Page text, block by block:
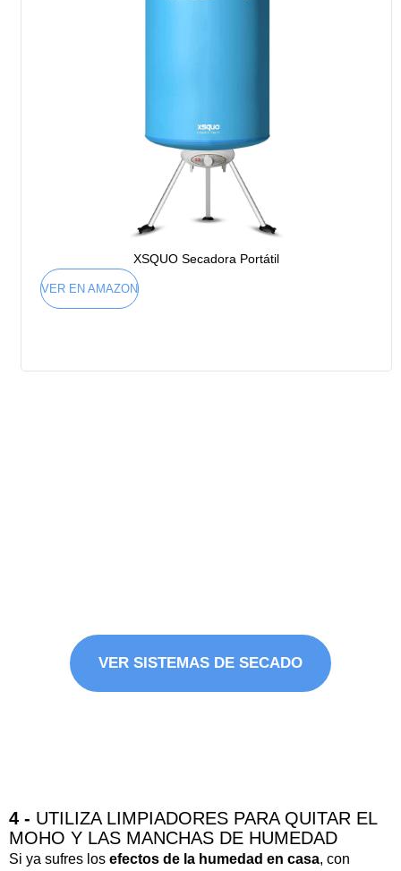
XSQUO Secadora Portátil
VER EN AMAZON
VER SISTEMAS DE SECADO
4 - UTILIZA LIMPIADORES PARA QUITAR EL
MOHO Y LAS MANCHAS DE HUMEDAD
Si ya sufres los efectos de la humedad en casa, con